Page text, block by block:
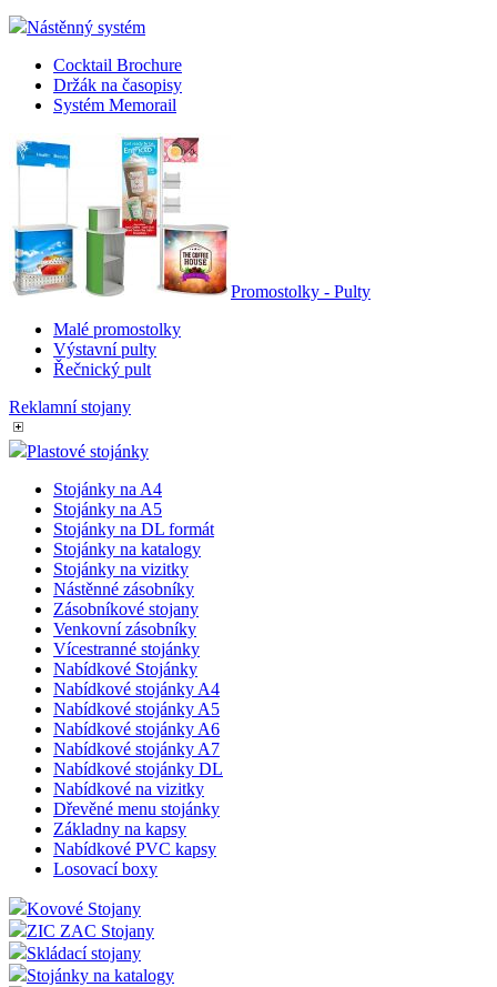
Nástěnný systém
Cocktail Brochure
Držák na časopisy
Systém Memorail
Promostolky - Pulty
Malé promostolky
Výstavní pulty
Řečnický pult
Reklamní stojany
Plastové stojánky
Stojánky na A4
Stojánky na A5
Stojánky na DL formát
Stojánky na katalogy
Stojánky na vizitky
Nástěnné zásobníky
Zásobníkové stojany
Venkovní zásobníky
Vícestranné stojánky
Nabídkové Stojánky
Nabídkové stojánky A4
Nabídkové stojánky A5
Nabídkové stojánky A6
Nabídkové stojánky A7
Nabídkové stojánky DL
Nabídkové na vizitky
Dřevěné menu stojánky
Základny na kapsy
Nabídkové PVC kapsy
Losovací boxy
Kovové Stojany
ZIC ZAC Stojany
Skládací stojany
Stojánky na katalogy